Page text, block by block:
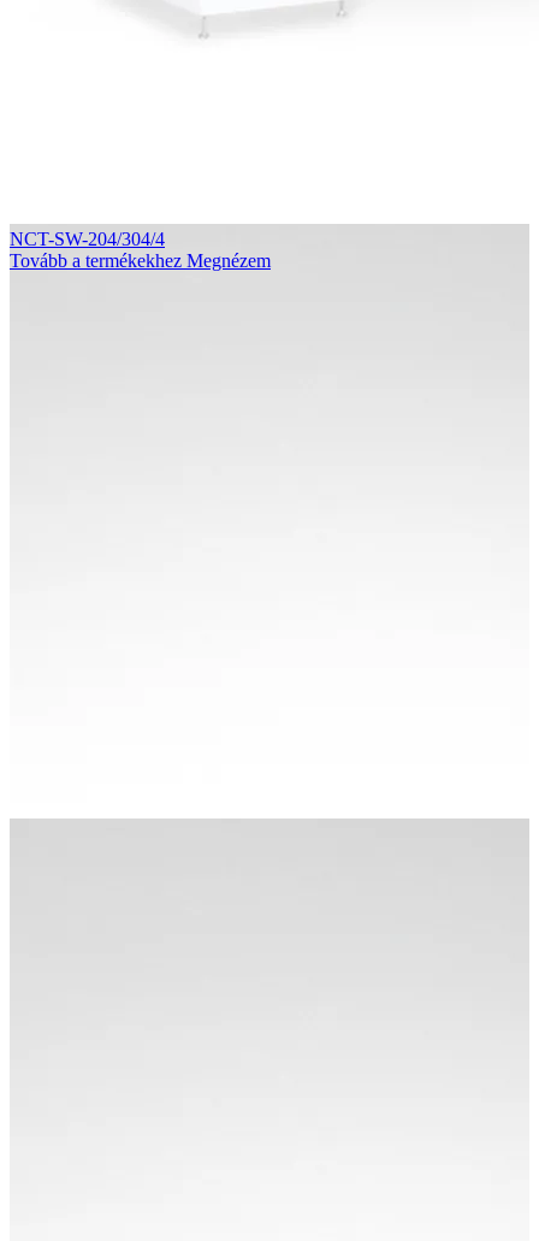
NCT-SW-204/304/4
Tovább a termékekhez Megnézem